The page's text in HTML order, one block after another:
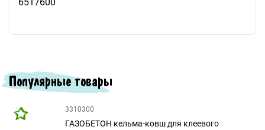
Популярные товары
3310300
ГАЗОБЕТОН кельма-ковш для клеевого